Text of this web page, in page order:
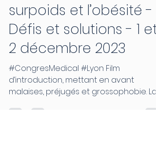
1eres rencontres sur le
surpoids et l’obésité -
Défis et solutions - 1 et
2 décembre 2023
#CongresMedical #Lyon Film
d’introduction, mettant en avant